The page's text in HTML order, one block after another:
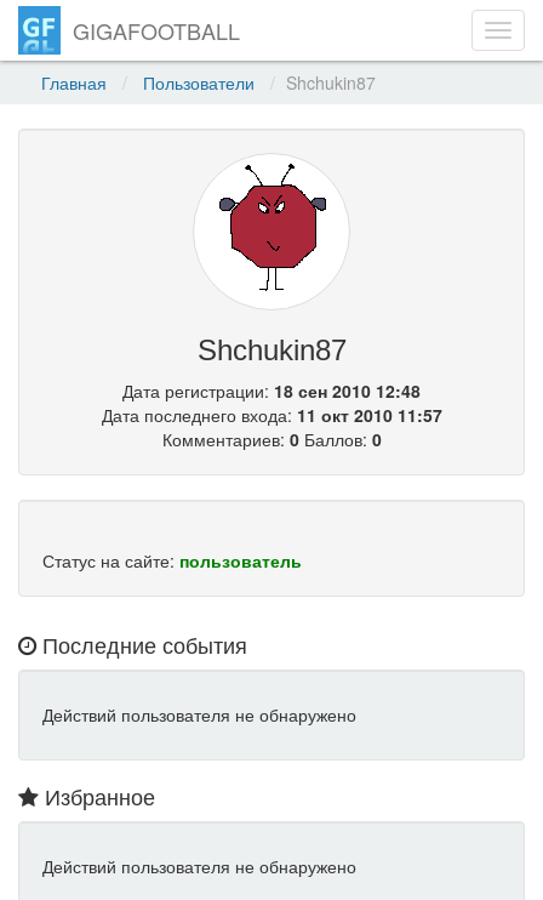
GIGAFOOTBALL
Главная Пользователи Shchukin87
Shchukin87
Дата регистрации: 18 сен 2010 12:48
Дата последнего входа: 11 окт 2010 11:57
Комментариев: 0Баллов: 0
Статус на сайте: пользователь
Последние события
Действий пользователя не обнаружено
Избранное
Действий пользователя не обнаружено